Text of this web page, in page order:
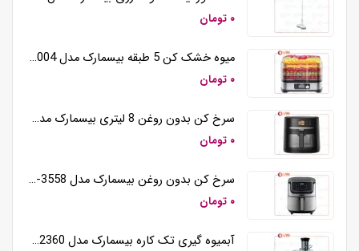
۰ تومان
میوه خشک کن 5 طبقه بیسمارک مدل BM3004
۰ تومان
سرخ کن بدون روغن 8 لیتری بیسمارک مدل BM3570
۰ تومان
سرخ کن بدون روغن بیسمارک مدل BM-3558
۰ تومان
آبمیوه گیری تک کاره بیسمارک مدل BM2360